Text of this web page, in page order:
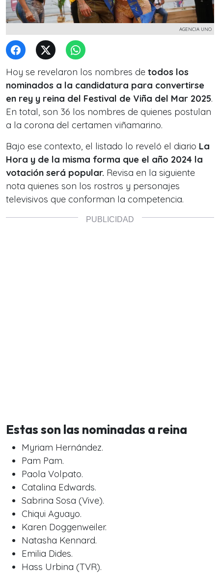
AGENCIA UNO
Hoy se revelaron los nombres de todos los
nominados a la candidatura para convertirse
en rey y reina del Festival de Viña del Mar 2025.
En total, son 36 los nombres de quienes postulan
a la corona del certamen viñamarino.
Bajo ese contexto, el listado lo reveló el diario La
Hora y de la misma forma que el año 2024 la
votación será popular. Revisa en la siguiente
nota quienes son los rostros y personajes
televisivos que conforman la competencia.
Estas son las nominadas a reina
Myriam Hernández.
Pam Pam.
Paola Volpato.
Catalina Edwards.
Sabrina Sosa (Vive).
Chiqui Aguayo.
Karen Doggenweiler.
Natasha Kennard.
Emilia Dides.
Hass Urbina (TVR).